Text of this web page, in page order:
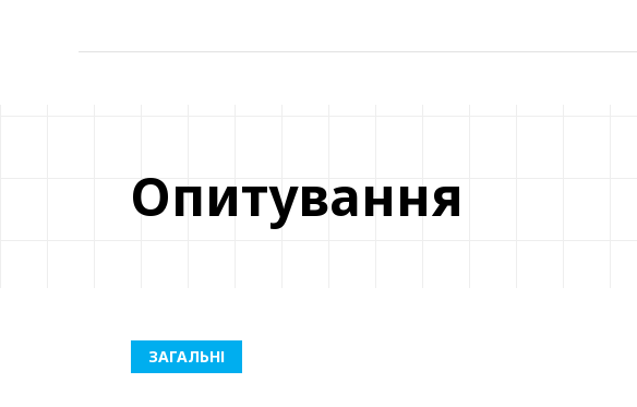
Опитування
ЗАГАЛЬНІ